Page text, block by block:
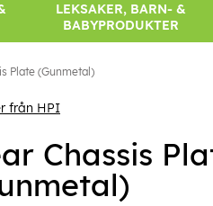
LEKSAKER, BARN- &
BABYPRODUKTER
Plate (Gunmetal)
från HPI
Chassis